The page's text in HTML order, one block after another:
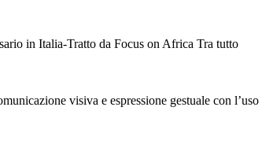
in Italia-Tratto da Focus on Africa Tra tutto
visiva e espressione gestuale con l’uso